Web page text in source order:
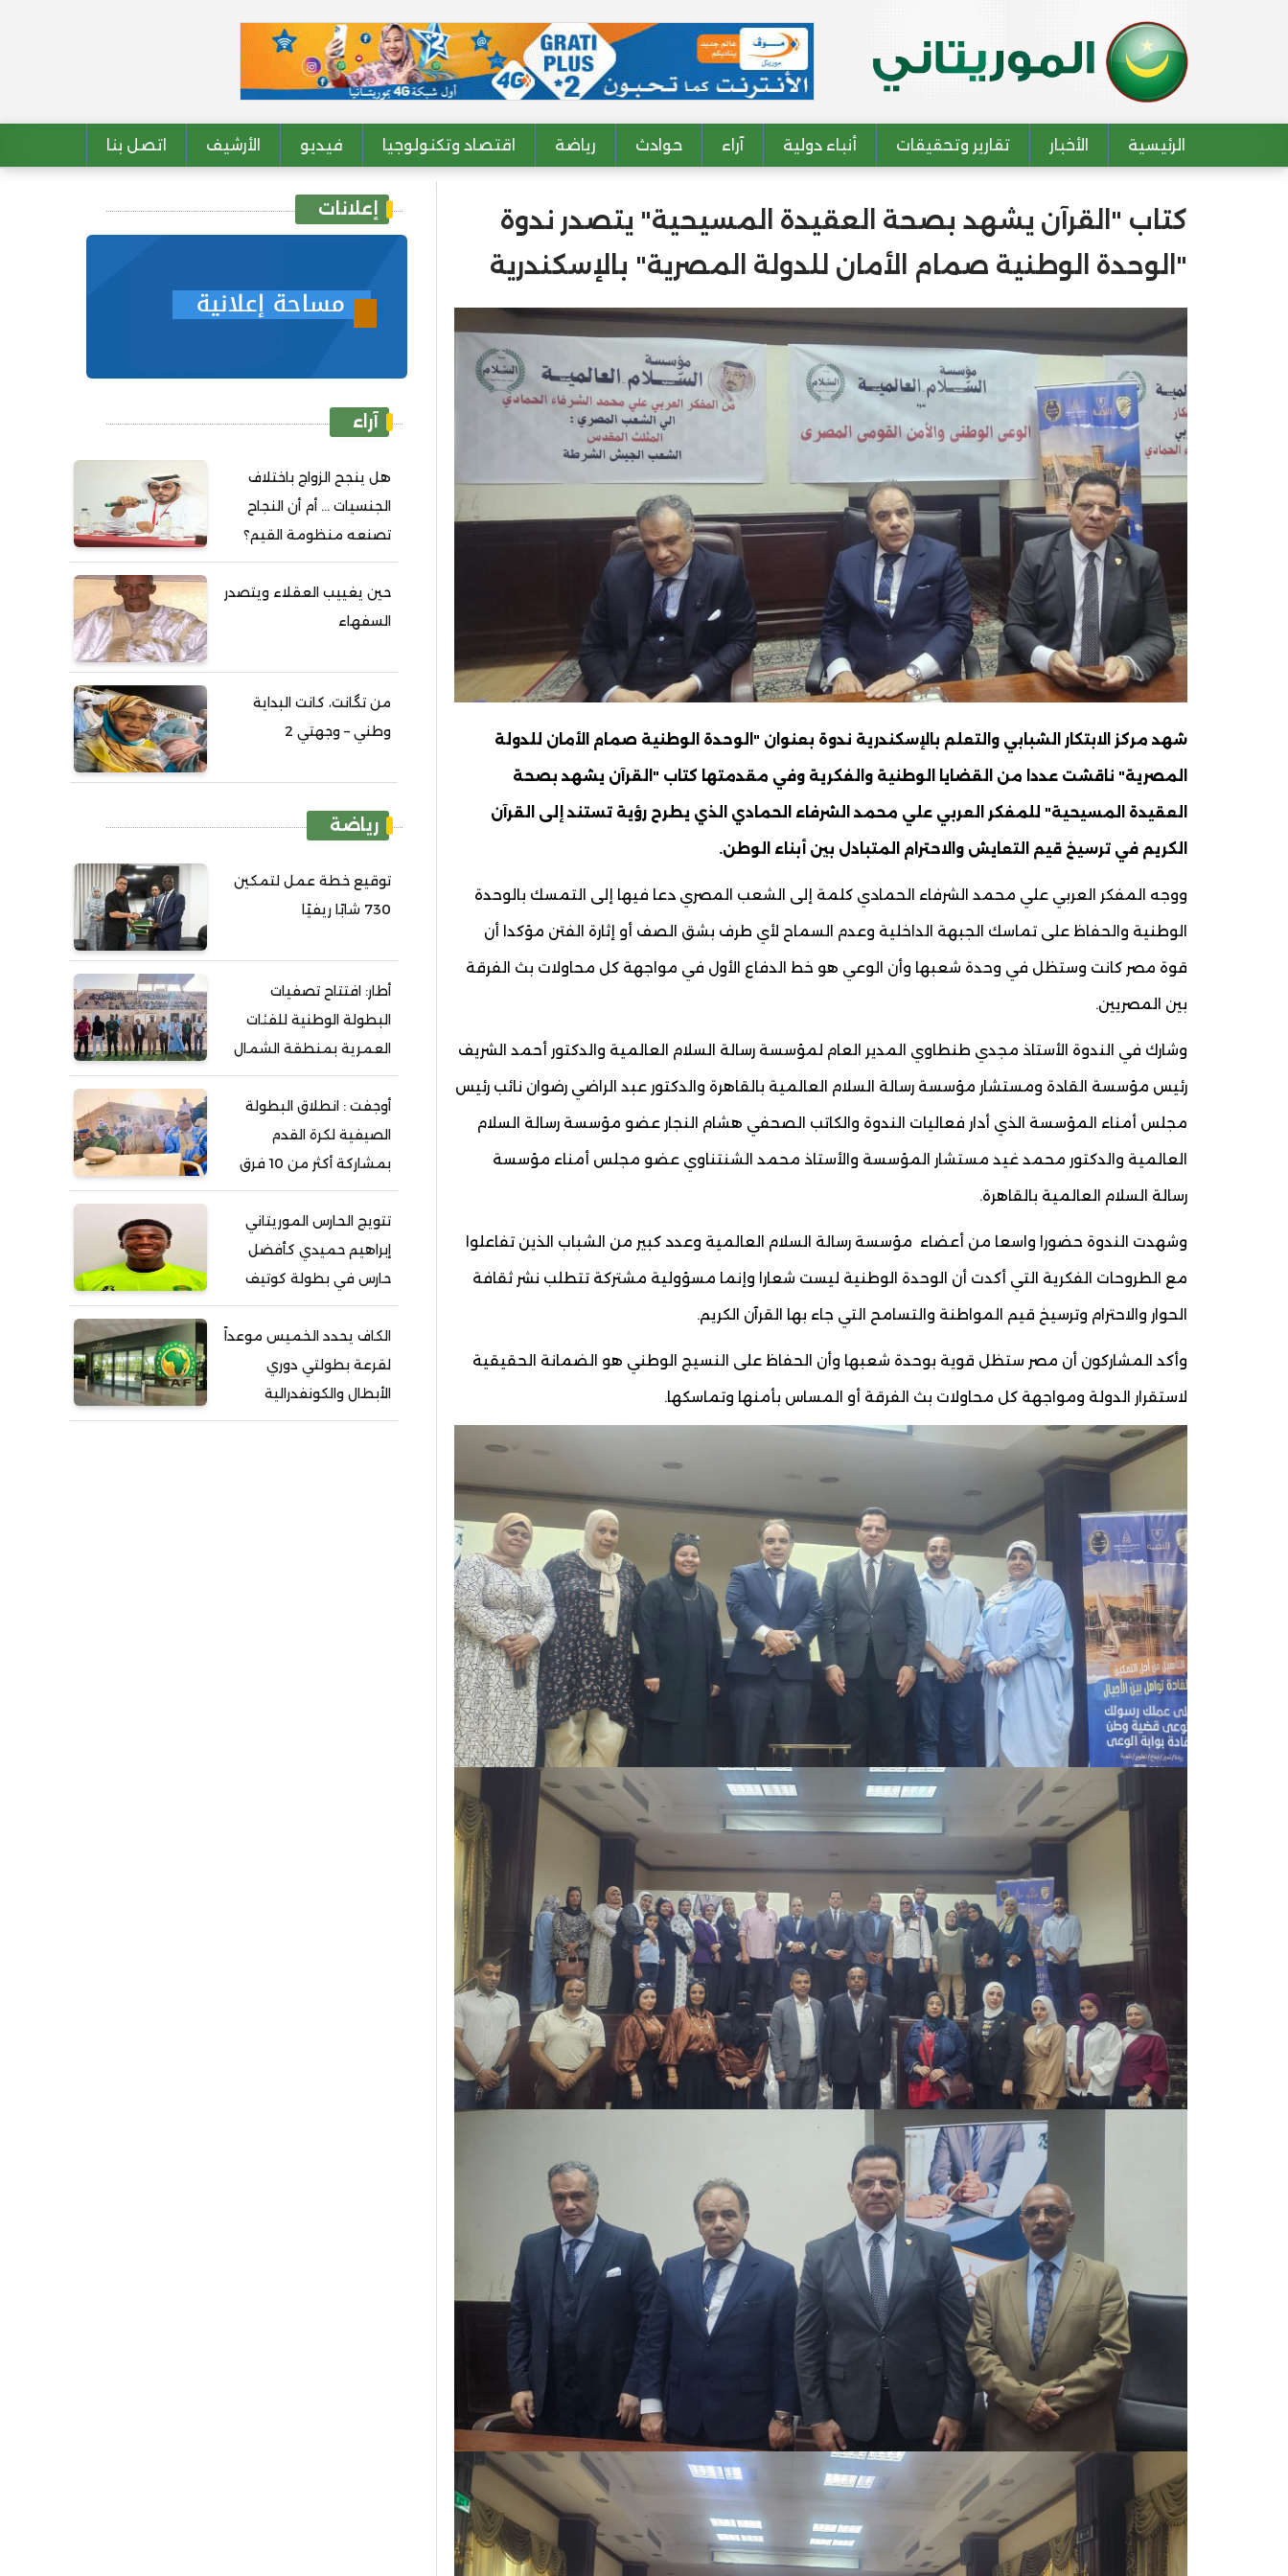
Main navigation
الرئيسية الأخبار تقارير وتحقيقات أنباء دولية آراء حوادث رياضة اقتصاد وتكنولوجيا فيديو الأرشيف اتصل بنا
كتاب "القرآن يشهد بصحة العقيدة المسيحية" يتصدر ندوة
"الوحدة الوطنية صمام الأمان للدولة المصرية" بالإسكندرية
شهد مركز الابتكار الشبابي والتعلم بالإسكندرية ندوة بعنوان "الوحدة الوطنية صمام الأمان للدولة
المصرية" ناقشت عددا من القضايا الوطنية والفكرية وفي مقدمتها كتاب "القرآن يشهد بصحة
العقيدة المسيحية" للمفكر العربي علي محمد الشرفاء الحمادي الذي يطرح رؤية تستند إلى القرآن
الكريم في ترسيخ قيم التعايش والاحترام المتبادل بين أبناء الوطن.
ووجه المفكر العربي علي محمد الشرفاء الحمادي كلمة إلى الشعب المصري دعا فيها إلى التمسك بالوحدة
الوطنية والحفاظ على تماسك الجبهة الداخلية وعدم السماح لأي طرف بشق الصف أو إثارة الفتن مؤكدا أن
قوة مصر كانت وستظل في وحدة شعبها وأن الوعي هو خط الدفاع الأول في مواجهة كل محاولات بث الفرقة
بين المصريين.
وشارك في الندوة الأستاذ مجدي طنطاوي المدير العام لمؤسسة رسالة السلام العالمية والدكتور أحمد الشريف
رئيس مؤسسة القادة ومستشار مؤسسة رسالة السلام العالمية بالقاهرة والدكتور عبد الراضي رضوان نائب رئيس
مجلس أمناء المؤسسة الذي أدار فعاليات الندوة والكاتب الصحفي هشام النجار عضو مؤسسة رسالة السلام
العالمية والدكتور محمد غيد مستشار المؤسسة والأستاذ محمد الشنتناوي عضو مجلس أمناء مؤسسة
رسالة السلام العالمية بالقاهرة.
وشهدت الندوة حضورا واسعا من أعضاء مؤسسة رسالة السلام العالمية وعدد كبير من الشباب الذين تفاعلوا
مع الطروحات الفكرية التي أكدت أن الوحدة الوطنية ليست شعارا وإنما مسؤولية مشتركة تتطلب نشر ثقافة
الحوار والاحترام وترسيخ قيم المواطنة والتسامح التي جاء بها القرآن الكريم.
وأكد المشاركون أن مصر ستظل قوية بوحدة شعبها وأن الحفاظ على النسيج الوطني هو الضمانة الحقيقية
لاستقرار الدولة ومواجهة كل محاولات بث الفرقة أو المساس بأمنها وتماسكها.
إعلانات
آراء
هل ينجح الزواج باختلاف
الجنسيات ... أم أن النجاح
تصنعه منظومة القيم؟
حين يغييب العقلاء ويتصدر
السفهاء
من تگانت، كانت البداية
وطني – وجهتي 2
رياضة
توقيع خطة عمل لتمكين
730 شابًا ريفيًا
أطار: افتتاح تصفيات
البطولة الوطنية للفئات
العمرية بمنطقة الشمال
أوجفت : انطلاق البطولة
الصيفية لكرة القدم
بمشاركة أكثر من 10 فرق
تتويج الحارس الموريتاني
إبراهيم حميدي كأفضل
حارس في بطولة كوتيف
الكاف يحدد الخميس موعداً
لقرعة بطولتي دوري
الأبطال والكونفدرالية